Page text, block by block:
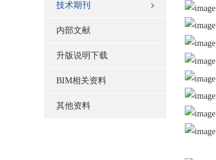
技术期刊
内部文献
升版说明下载
BIM相关资料
其他资料